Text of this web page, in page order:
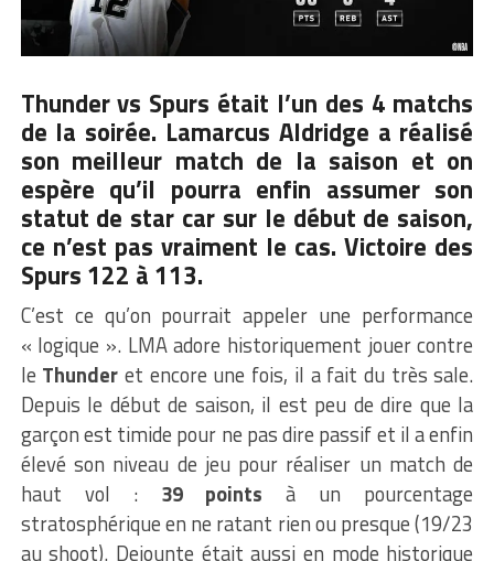
Thunder vs Spurs était l’un des 4 matchs
de la soirée. Lamarcus Aldridge a réalisé
son meilleur match de la saison et on
espère qu’il pourra enfin assumer son
statut de star car sur le début de saison,
ce n’est pas vraiment le cas. Victoire des
Spurs 122 à 113.
C’est ce qu’on pourrait appeler une performance
« logique ». LMA adore historiquement jouer contre
le Thunder et encore une fois, il a fait du très sale.
Depuis le début de saison, il est peu de dire que la
garçon est timide pour ne pas dire passif et il a enfin
élevé son niveau de jeu pour réaliser un match de
haut vol : 39 points à un pourcentage
stratosphérique en ne ratant rien ou presque (19/23
au shoot). Dejounte était aussi en mode historique